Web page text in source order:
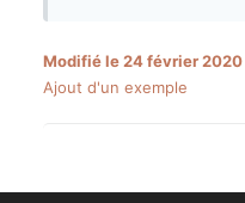
Modifiéle 24 février 2020
Ajout d'un exemple